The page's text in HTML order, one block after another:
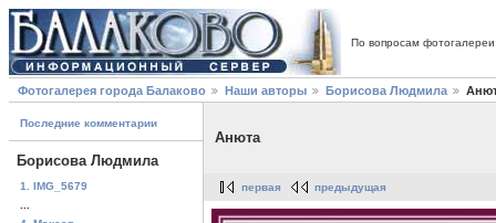
По вопросам
Фотогалерея города Балаково Наши авторы Борисова Людмила
Последние комментарии
Борисова Людмила
1. IMG_5679
Анюта
первая предыдущая